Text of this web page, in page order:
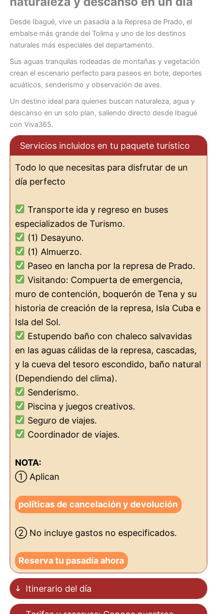
Desde Ibagué, vive un pasadía a la Represa de Prado, el
embalse más grande del Tolima y uno de los destinos
naturales más especiales del departamento.
Sus aguas tranquilas rodeadas de montañas y vegetación
crean el escenario perfecto para paseos en bote, deportes
acuáticos, senderismo y observación de aves.
Un destino ideal para quienes buscan naturaleza, agua y
descanso en un solo plan, saliendo directo desde Ibagué
con Viva365.
Servicios incluidos en tu paquete turístico
Todo lo que necesitas para disfrutar de un
día perfecto
Transporte ida y regreso en buses
especializados de Turismo.
(1) Desayuno.
(1) Almuerzo.
Paseo en lancha por la represa de Prado.
Visitando: Compuerta de emergencia,
muro de contención, boquerón de Tena y su
historia de creación de la represa, Isla Cuba e
Isla del Sol.
Estupendo baño con chaleco salvavidas
en las aguas cálidas de la represa, cascadas,
y la cueva del tesoro escondido, baño natural
(Dependiendo del clima).
Senderismo.
Piscina y juegos creativos.
Seguro de viajes.
Coordinador de viajes.
NOTA:
① Aplican
políticas de cancelación y devolución
② No incluye gastos no especificados.
Reserva tu pasadía ahora
Itinerario del día